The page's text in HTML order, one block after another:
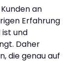
an
Erfahrung
ist und
Daher
die genau auf